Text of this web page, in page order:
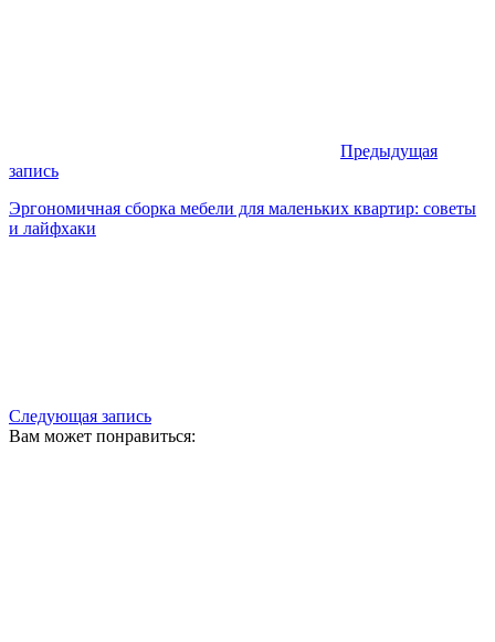
Предыдущая
запись
Эргономичная сборка мебели для маленьких квартир: советы
и лайфхаки
Следующая запись
Вам может понравиться: